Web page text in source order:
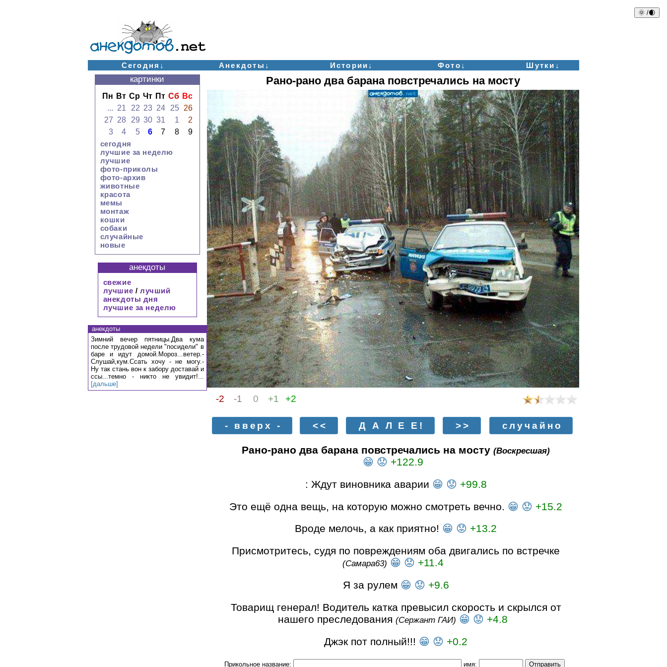
🌞 /🌒
Сегодня↓ Анекдоты↓ Истории↓ Фото↓ Шутки↓
Рано-рано два барана повстречались на мосту
-2 -1 0 +1 +2
- вверх - << Д А Л Е Е! >> случайно
Рано-рано два барана повстречались на мосту (Воскресшая)
😁 😟 +122.9
: Ждут виновника аварии 😁 😟 +99.8
Это ещё одна вещь, на которую можно смотреть вечно. 😁 😟 +15.2
Вроде мелочь, а как приятно! 😁 😟 +13.2
Присмотритесь, судя по повреждениям оба двигались по встречке
(Самара63) 😁 😟 +11.4
Я за рулем 😁 😟 +9.6
Товарищ генерал! Водитель катка превысил скорость и скрылся от
нашего преследования (Сержант ГАИ) 😁 😟 +4.8
Джэк пот полный!!! 😁 😟 +0.2
Прикольное название: имя:
картинки
Пн Вт Ср Чт Пт Сб Вс
... 21 22 23 24 25
26
27 28 29 30 31 1
2
3
4 5 6 7 8
9
сегодня
лучшие за неделю
лучшие
фото-приколы
фото-архив
животные
красота
мемы
монтаж
кошки
собаки
случайные
новые
анекдоты
свежие
лучшие / лучший
анекдоты дня
лучшие за неделю
анекдоты
Зимний вечер пятницы.Два кума
после трудовой недели "посидели" в
баре и идут домой.Мороз...ветер.-
Слушай,кум.Ссать хочу - не могу.-
Ну так стань вон к забору доставай и
ссы...темно - никто не увидит!...
[дальше]